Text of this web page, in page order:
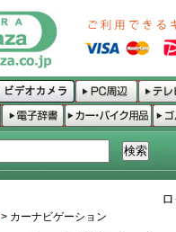
> カーナビゲーション